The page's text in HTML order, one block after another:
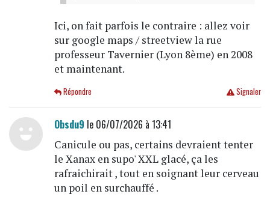
Ici, on fait parfois le contraire : allez voir
sur google maps / streetview la rue
professeur Tavernier (Lyon 8ème) en 2008
et maintenant.
Signaler
Répondre
Obsdu9 le 06/07/2026 à 13:41
Canicule ou pas, certains devraient tenter
le Xanax en supo' XXL glacé, ça les
rafraichirait , tout en soignant leur cerveau
un poil en surchauffé .